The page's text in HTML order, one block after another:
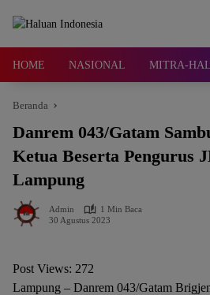
HOME NASIONAL MITRA-
Beranda
Danrem 043/Gatam
Ketua Beserta Pengurus
Lampung
Admin
1 Min Baca
30 Agustus 2023
Post Views: 272
Lampung – Danrem 043/Gatam